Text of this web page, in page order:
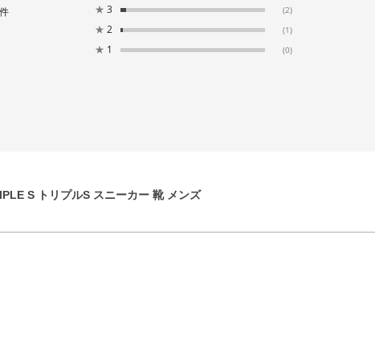
★ 3 (2)
★ 2 (1)
★ 1 (0)
S トリプルS スニーカー 靴 メンズ